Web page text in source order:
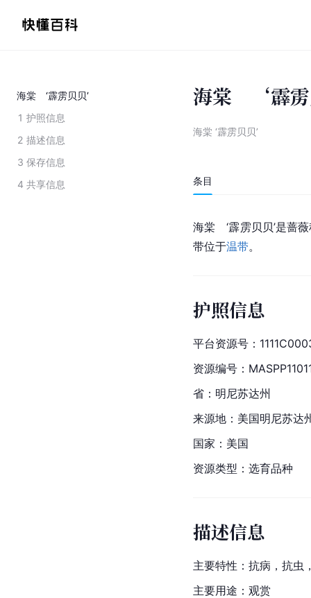
海棠 ‘霹雳贝贝’
1 护照信息
2 描述信息
3 保存信息
4 共享信息
海棠　‘霹
海棠 ‘霹雳贝贝’
条目
海棠　‘霹雳贝贝’是蔷
带位于温带。
护照信息
平台资源号：
资源编号：
省：明尼苏达州
来源地： 美国明尼苏达
国家： 美国
资源类型：选育品种
描述信息
主要特性：抗病，抗虫
主要用途：观赏